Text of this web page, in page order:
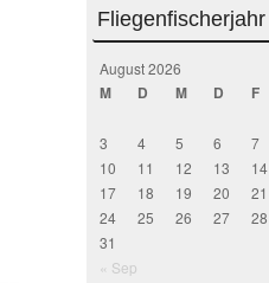
Fliegenfischerjahr
August 2026
M D M D F
« Sep
3
4 5 6 7
10
11 12 13 14
17
18 19 20 21
24
25 26 27 28
31